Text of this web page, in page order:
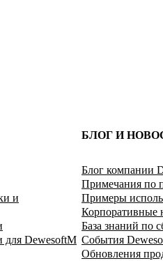
и
для DewesoftM
БЛОГ И
Блог компании
Примечания по
Примеры
Корпоративные
База знаний по
События
Обновления